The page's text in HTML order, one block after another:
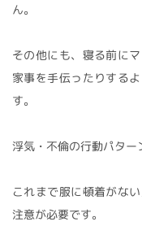
ん。
その他にも、寝る前に
家事を手伝ったりする
す。
浮気・不倫の行動パタ
これまで服に頓着がな
注意が必要です。